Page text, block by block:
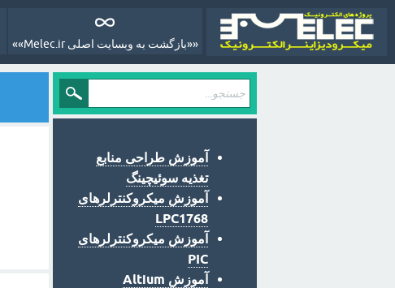
««بازگشت به وبسایت اصلی Melec.ir»»
آموزش طراحی منابع
تغذیه سوئیچینگ
آموزش میکروکنترلرهای
LPC1768
آموزش میکروکنترلرهای
PIC
آموزش Altium